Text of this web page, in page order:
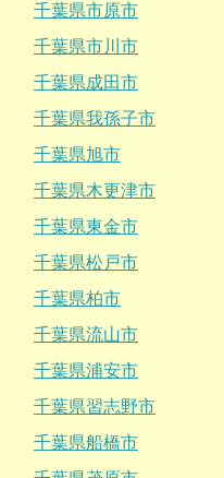
千葉県市原市
千葉県市川市
千葉県成田市
千葉県我孫子市
千葉県旭市
千葉県木更津市
千葉県東金市
千葉県松戸市
千葉県柏市
千葉県流山市
千葉県浦安市
千葉県習志野市
千葉県船橋市